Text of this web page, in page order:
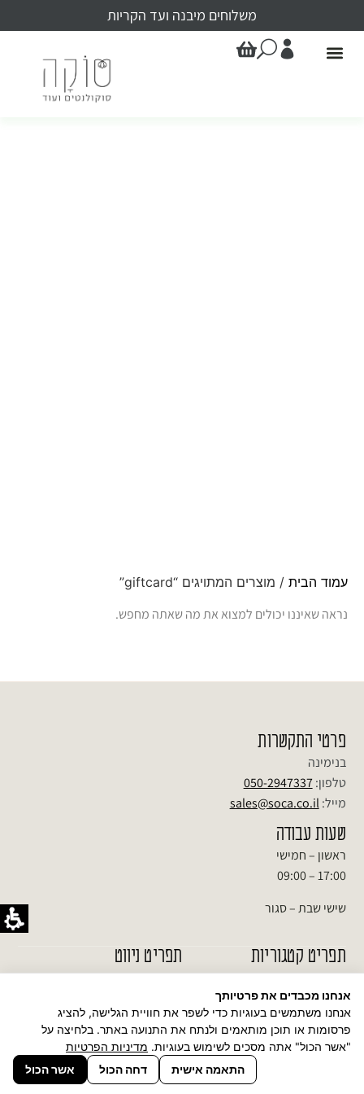
משלוחים מיבנה ועד הקריות
עמוד הבית / מוצרים המתויגים “giftcard”
נראה שאיננו יכולים למצוא את מה שאתה מחפש.
פרטי התקשרות
בנימינה
טלפון:050-2947337
מייל:sales@soca.co.il
שעות עבודה
ראשון – חמישי
17:00 – 09:00
שישי שבת – סגור
תפריט קטגוריות
קקטוסים
בונסאי
תפריט ניווט
מדיניות משלוחים
שאלות ותשובות
אודות
אזורי משלוח
הצהרת נגישות
אנחנו מכבדים את פרטיותך
אנחנו משתמשים בעוגיות כדי לשפר את חוויית הגלישה, להציג
פרסומות או תוכן מותאמים ולנתח את התנועה באתר. בלחיצה על
"אשר הכול" אתה מסכים לשימוש בעוגיות. מדיניות הפרטיות
התאמה אישית
דחה הכול אשר הכול